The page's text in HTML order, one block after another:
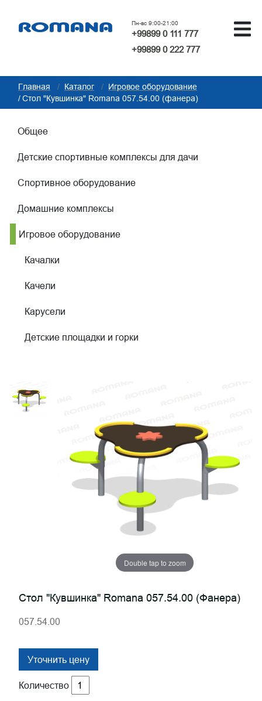
Пн-вс 9:00-21:00
+99899 0 111 777
+99899 0 222 777
Главная Каталог
Игровое оборудование
Стол "Кувшинка" Romana 057.54.00 (фанера)
Общее
Детские спортивные комплексы для дачи
Спортивное оборудование
Домашние комплексы
Игровое оборудование
Качалки
Качели
Карусели
Детские площадки и горки
Double tap to zoom
Стол "Кувшинка" Romana 057.54.00 (фанера)
057.54.00
Уточнить цену
Количество